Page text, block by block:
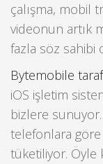
çalışma, mobil
videonun artık
fazla söz sahibi
Bytemobile
iOS işletim
bizlere
telefonlara
tüketiliyor. Öyle